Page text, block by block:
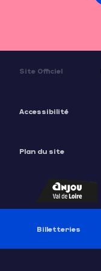
Site Officiel
Accessibilité
Plan du site
Billetteries